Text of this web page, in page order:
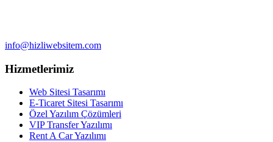
info@hizliwebsitem.com
Hizmetlerimiz
Web Sitesi Tasarımı
E-Ticaret Sitesi Tasarımı
Özel Yazılım Çözümleri
VIP Transfer Yazılımı
Rent A Car Yazılımı